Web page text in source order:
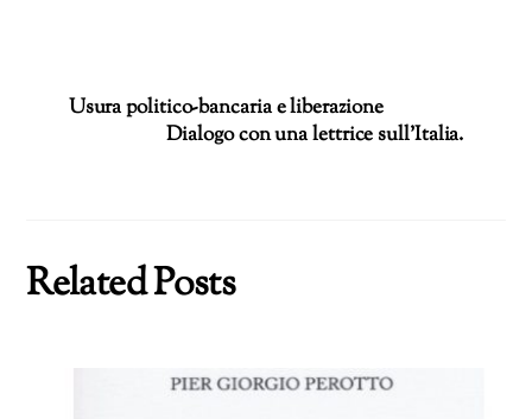
Usura politico-bancaria e liberazione
Dialogo con una lettrice sull’Italia.
Related Posts